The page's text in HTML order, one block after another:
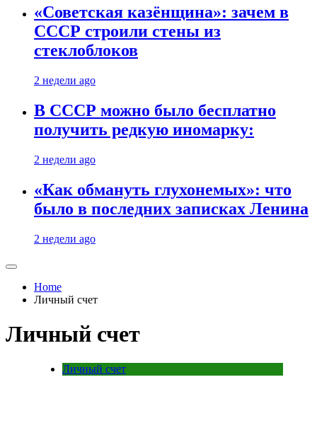
«Советская казёнщина»: зачем в
СССР строили стены из
стеклоблоков
2 недели ago
В СССР можно было бесплатно
получить редкую иномарку:
2 недели ago
«Как обмануть глухонемых»: что
было в последних записках Ленина
2 недели ago
Home
Личный счет
Личный счет
Личный счет